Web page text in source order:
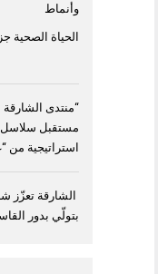
وأنماط
الحياة الصحية
مستقبل سلاسل
استراتيجية من
الشارقة تعزّز
بتولّي بدور